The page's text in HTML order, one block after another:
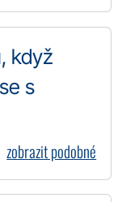
když
s
zobrazit podobné